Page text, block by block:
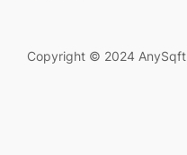
Copyright © 2024 AnySqft